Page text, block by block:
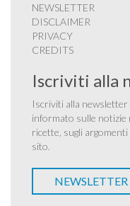
NEWSLETTER
DISCLAIMER
PRIVACY
CREDITS
Iscriviti alla
Iscriviti alla newsletter
informato sulle notizie
ricette, sugli
sito.
NEWSLETTER